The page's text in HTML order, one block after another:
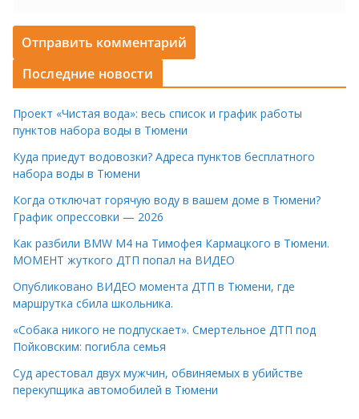
Последние новости
Проект «Чистая вода»: весь список и график работы
пунктов набора воды в Тюмени
Куда приедут водовозки? Адреса пунктов бесплатного
набора воды в Тюмени
Когда отключат горячую воду в вашем доме в Тюмени?
График опрессовки — 2026
Как разбили BMW M4 на Тимофея Кармацкого в Тюмени.
МОМЕНТ жуткого ДТП попал на ВИДЕО
Опубликовано ВИДЕО момента ДТП в Тюмени, где
маршрутка сбила школьника.
«Собака никого не подпускает». Смертельное ДТП под
Пойковским: погибла семья
Суд арестовал двух мужчин, обвиняемых в убийстве
перекупщика автомобилей в Тюмени